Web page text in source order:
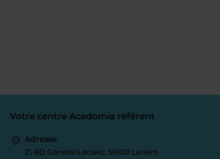
Votre centre Acadomia référent
Adresse
21 BD Général Leclerc, 56100 Lorient